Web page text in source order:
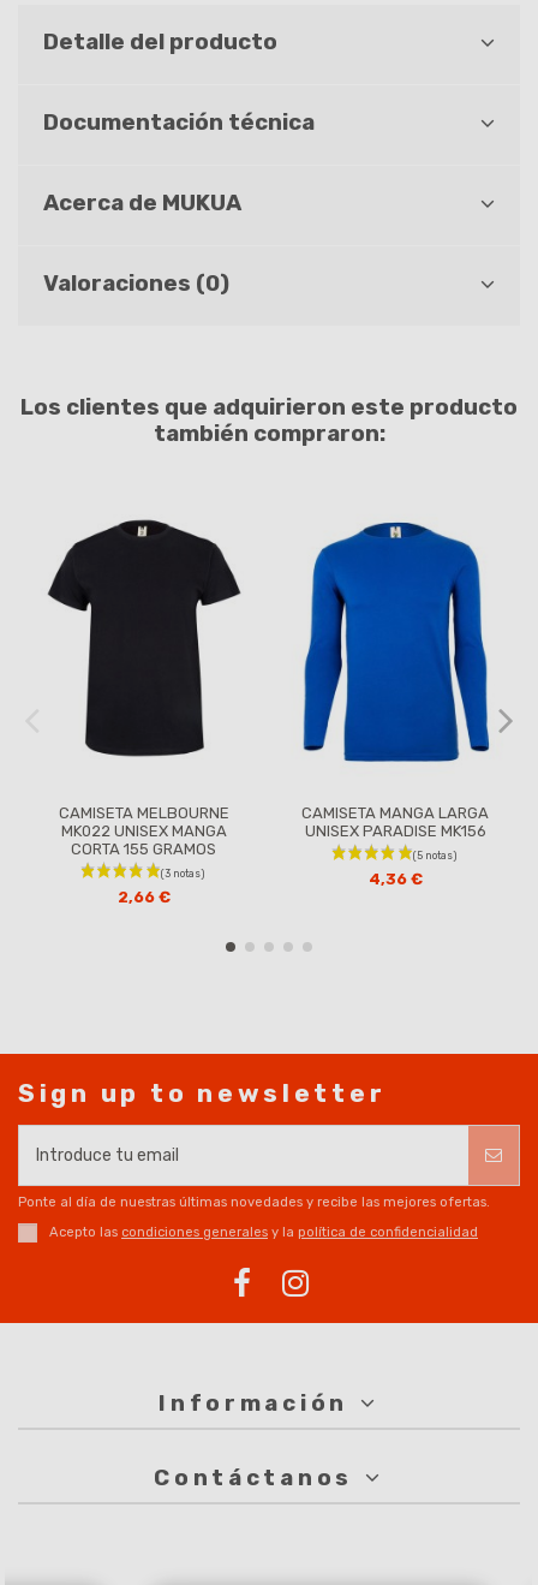
Detalle del producto
Documentación técnica
Acerca de MUKUA
Valoraciones (0)
Los clientes que adquirieron este producto
también compraron:
CAMISETA MELBOURNE
MK022 UNISEX MANGA
CORTA 155 GRAMOS
2,66 €
CAMISETA MANGA LARGA
UNISEX PARADISE MK156
4,36 €
Sign up to newsletter
Ponte al día de nuestras últimas novedades y recibe las mejores ofertas.
Acepto las condiciones generales y la política de confidencialidad
Información
Contáctanos